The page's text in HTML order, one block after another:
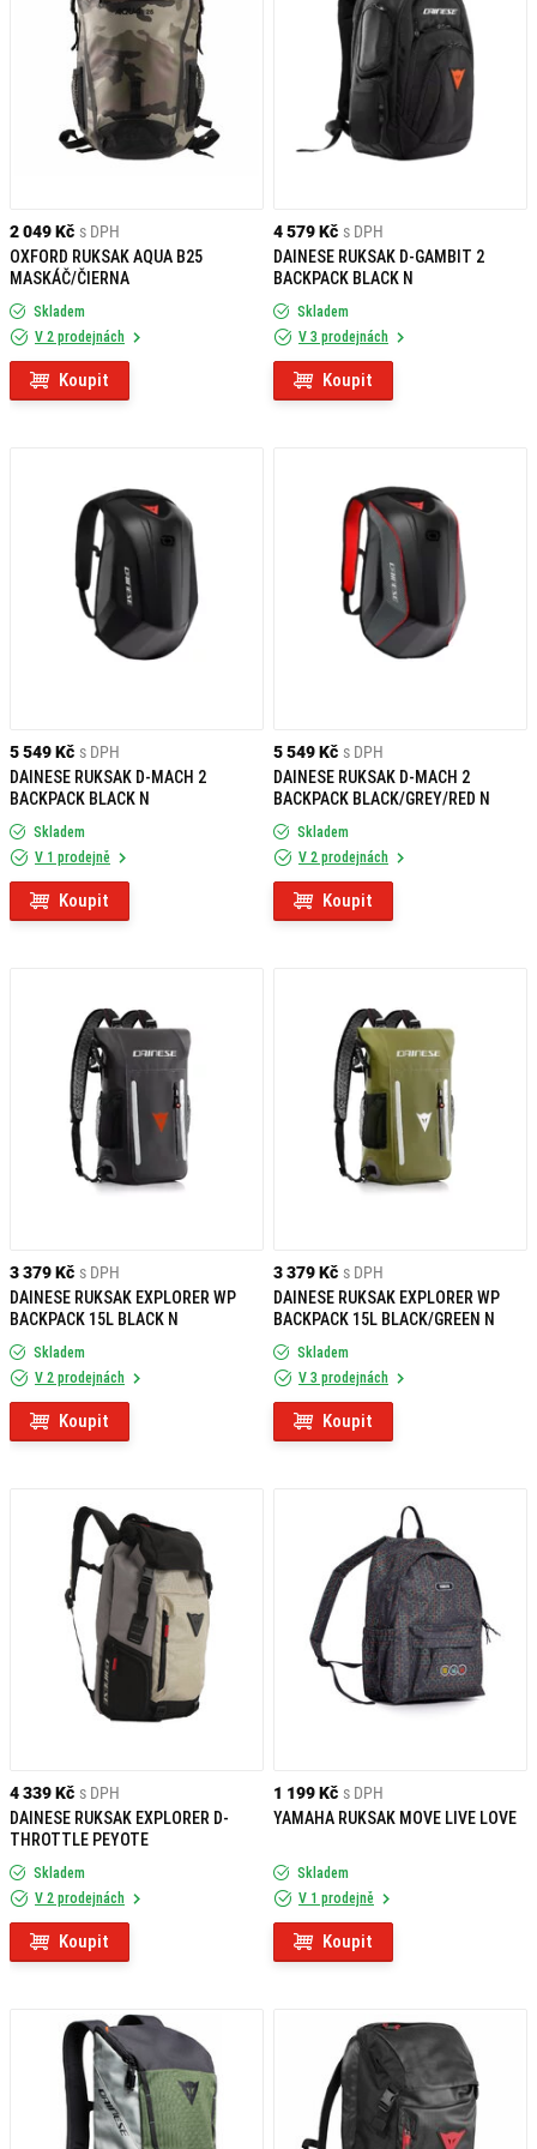
2 049 Kč s DPH
OXFORD RUKSAK AQUA B25
MASKÁČ/ČIERNA
Skladem
V 2 prodejnách
Koupit
4 579 Kč s DPH
DAINESE RUKSAK D-GAMBIT 2
BACKPACK BLACK N
Skladem
V 3 prodejnách
Koupit
5 549 Kč s DPH
DAINESE RUKSAK D-MACH 2
BACKPACK BLACK N
Skladem
V 1 prodejně
Koupit
5 549 Kč s DPH
DAINESE RUKSAK D-MACH 2
BACKPACK BLACK/GREY/RED N
Skladem
V 2 prodejnách
Koupit
3 379 Kč s DPH
DAINESE RUKSAK EXPLORER WP
BACKPACK 15L BLACK N
Skladem
V 2 prodejnách
Koupit
3 379 Kč s DPH
DAINESE RUKSAK EXPLORER WP
BACKPACK 15L BLACK/GREEN N
Skladem
V 3 prodejnách
Koupit
4 339 Kč s DPH
DAINESE RUKSAK EXPLORER D-
THROTTLE PEYOTE
Skladem
V 2 prodejnách
Koupit
1 199 Kč s DPH
YAMAHA RUKSAK MOVE LIVE LOVE
Skladem
V 1 prodejně
Koupit